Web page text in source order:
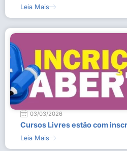
Leia Mais
03/03/2026
Cursos Livres estão com
Leia Mais